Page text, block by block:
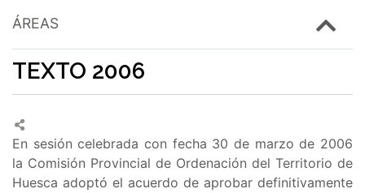
ÁREAS
TEXTO 2006
En sesión celebrada con fecha 30 de marzo de 2006
la Comisión Provincial de Ordenación del Territorio de
Huesca adoptó el acuerdo de aprobar definitivamente